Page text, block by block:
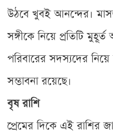
উঠবে খুবই আনন্দের।
সঙ্গীকে নিয়ে প্রতিটি
পরিবারের সদস্যদের
সম্ভাবনা রয়েছে।
বৃষ রাশি
প্রেমের দিকে এই রাশির